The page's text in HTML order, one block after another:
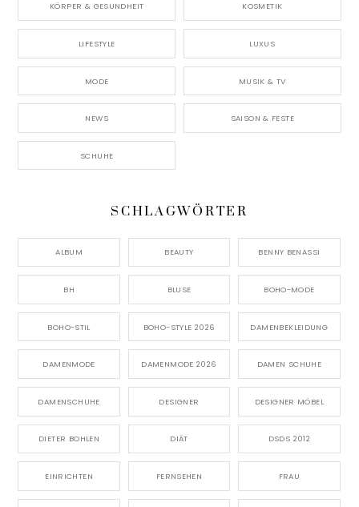
KÖRPER & GESUNDHEIT KOSMETIK
LIFESTYLE LUXUS
MODE MUSIK & TV
NEWS SAISON & FESTE
SCHUHE
SCHLAGWÖRTER
ALBUM BEAUTY BENNY BENASSI
BH BLUSE BOHO-MODE
BOHO-STIL BOHO-STYLE 2026 DAMENBEKLEIDUNG
DAMENMODE DAMENMODE 2026 DAMEN SCHUHE
DAMENSCHUHE DESIGNER DESIGNER MÖBEL
DIETER BOHLEN DIÄT DSDS 2012
EINRICHTEN FERNSEHEN FRAU